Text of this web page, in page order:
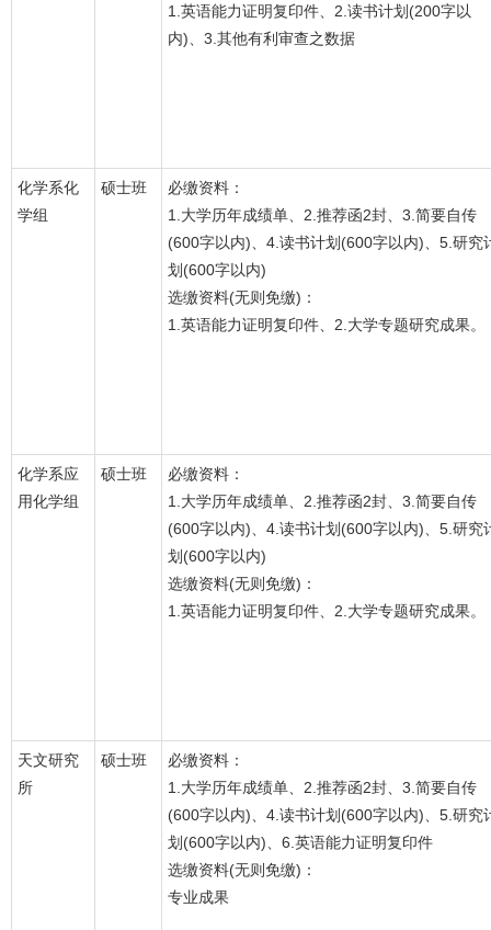
1.英语能力证明复印件、2.读书计划(200字以
内)、3.其他有利审查之数据
化学系化
学组
硕士班
必缴资料：
1.大学历年成绩单、2.推荐函2封、3.简要自传
(600字以内)、4.读书计划(600字以内)、5.研究
划(600字以内)
选缴资料(无则免缴)：
1.英语能力证明复印件、2.大学专题研究成果。
化学系应
用化学组
硕士班
必缴资料：
1.大学历年成绩单、2.推荐函2封、3.简要自传
(600字以内)、4.读书计划(600字以内)、5.研究
划(600字以内)
选缴资料(无则免缴)：
1.英语能力证明复印件、2.大学专题研究成果。
天文研究
所
硕士班
必缴资料：
1.大学历年成绩单、2.推荐函2封、3.简要自传
(600字以内)、4.读书计划(600字以内)、5.研究
划(600字以内)、6.英语能力证明复印件
选缴资料(无则免缴)：
专业成果